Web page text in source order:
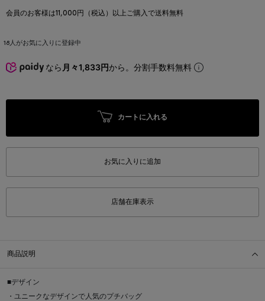
会員のお客様は11,000円（税込）以上ご購入で送料無料
18人がお気に入りに登録中
なら 月々1,833円から。分割手数料無料
カートに入れる
お気に入りに追加
店舗在庫表示
商品説明
■デザイン
・ユニークなデザインで人気のプチバッグ